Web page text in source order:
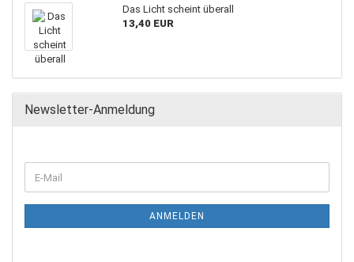
Das Licht scheint überall
13,40 EUR
Newsletter-Anmeldung
ANMELDEN